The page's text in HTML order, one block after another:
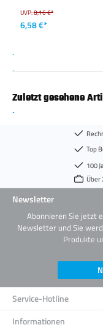
UVP:8,16 €*
6,58 €*
Zuletzt gesehene
Top
100
Über
Newsletter
Abonnieren Sie jetzt
Newsletter und Sie
Produkte
Service-Hotline
Informationen